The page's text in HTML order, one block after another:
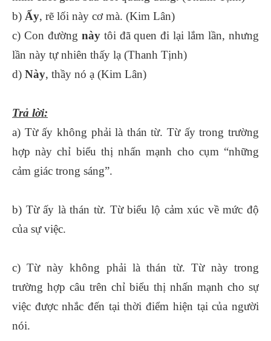
b) Ấy, rẽ lối này cơ mà. (Kim Lân)
c) Con đường nàytôi đã quen đi lại lắm lần, nhưng
lần này tự nhiên thấy lạ (Thanh Tịnh)
d) Này, thầy nó ạ (Kim Lân)
Trả lời:
a) Từ ấy không phải là thán từ. Từ ấy trong trường
hợp này chỉ biểu thị nhấn mạnh cho cụm “những
cảm giác trong sáng”.
b) Từ ấy là thán từ. Từ biểu lộ cảm xúc về mức độ
của sự việc.
c) Từ này không phải là thán từ. Từ này trong
trường hợp câu trên chỉ biểu thị nhấn mạnh cho sự
việc được nhắc đến tại thời điểm hiện tại của người
nói.